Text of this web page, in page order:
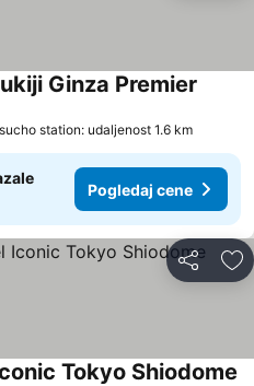
Ginza Premier
station: udaljenost 1.6 km
Pogledaj cene
Deli
Tokyo Shiodome